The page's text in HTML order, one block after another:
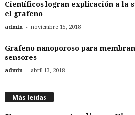
Científicos logran explicación a la
el grafeno
admin - noviembre 15, 2018
Grafeno nanoporoso para
sensores
admin - abril 13, 2018
Más leídas